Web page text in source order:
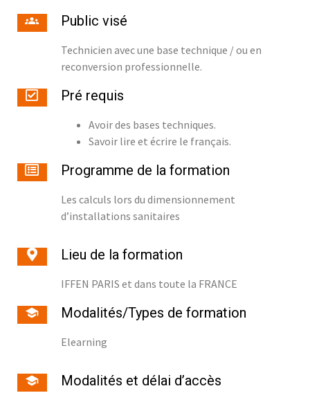
Public visé
Technicien avec une base technique / ou en
reconversion professionnelle.
Pré requis
Avoir des bases techniques.
Savoir lire et écrire le français.
Programme de la formation
Les calculs lors du dimensionnement
d’installations sanitaires
Lieu de la formation
IFFEN PARIS et dans toute la FRANCE
Modalités/Types de formation
Elearning
Modalités et délai d’accès